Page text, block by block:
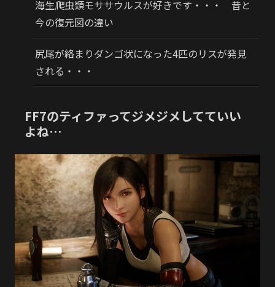
海生爬虫類モササウルスが好きです・・・ 昔と
今の復元図の違い
尻尾が絡まりダンゴ状になった4匹のリスが発見
される・・・
FF7のティファってジメジメしてていい
よね…